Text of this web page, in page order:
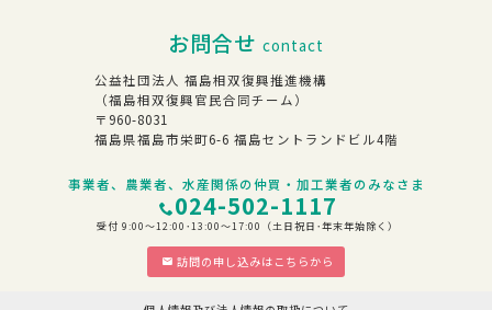
お問合せ contact
公益社団法人 福島相双復興推進機構
（福島相双復興官民合同チーム）
〒960-8031
福島県福島市栄町6-6 福島セントランドビル4階
事業者、農業者、水産関係の仲買・加工業者のみなさま
024-502-1117
受付 9:00～12:00･13:00～17:00（土日祝日･年末年始除く）
訪問の申し込みはこちらから